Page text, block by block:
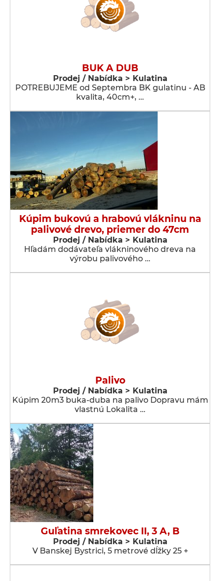
BUK A DUB
Prodej / Nabídka > Kulatina
POTREBUJEME od Septembra BK gulatinu - AB
kvalita, 40cm+, …
Kúpim bukovú a hrabovú vlákninu na
palivové drevo, priemer do 47cm
Prodej / Nabídka > Kulatina
Hľadám dodávateľa vlákninového dreva na
výrobu palivového …
Palivo
Prodej / Nabídka > Kulatina
Kúpim 20m3 buka-duba na palivo Dopravu mám
vlastnú Lokalita …
Guľatina smrekovec II, 3 A, B
Prodej / Nabídka > Kulatina
V Banskej Bystrici, 5 metrové dĺžky 25 +